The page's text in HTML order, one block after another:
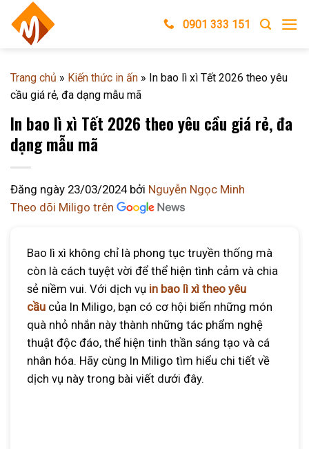
content
0901 333 151
Trang chủ » Kiến thức in ấn » In bao lì xì Tết 2026 theo yêu
cầu giá rẻ, đa dạng mẫu mã
In bao lì xì Tết 2026 theo yêu cầu giá rẻ, đa
dạng mẫu mã
Đăng ngày 23/03/2024bởi Nguyễn Ngọc Minh
Theo dõi Miligo trên
Bao lì xì không chỉ là phong tục truyền thống mà
còn là cách tuyệt vời để thể hiện tình cảm và chia
sẻ niềm vui. Với dịch vụ in bao lì xì theo yêu
cầu của In Miligo, bạn có cơ hội biến những món
quà nhỏ nhắn này thành những tác phẩm nghệ
thuật độc đáo, thể hiện tinh thần sáng tạo và cá
nhân hóa. Hãy cùng In Miligo tìm hiểu chi tiết về
dịch vụ này trong bài viết dưới đây.